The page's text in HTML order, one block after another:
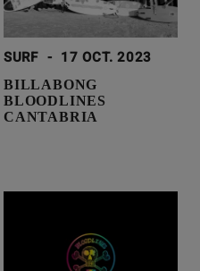
SURF - 17 OCT. 2023
BILLABONG
BLOODLINES
CANTABRIA